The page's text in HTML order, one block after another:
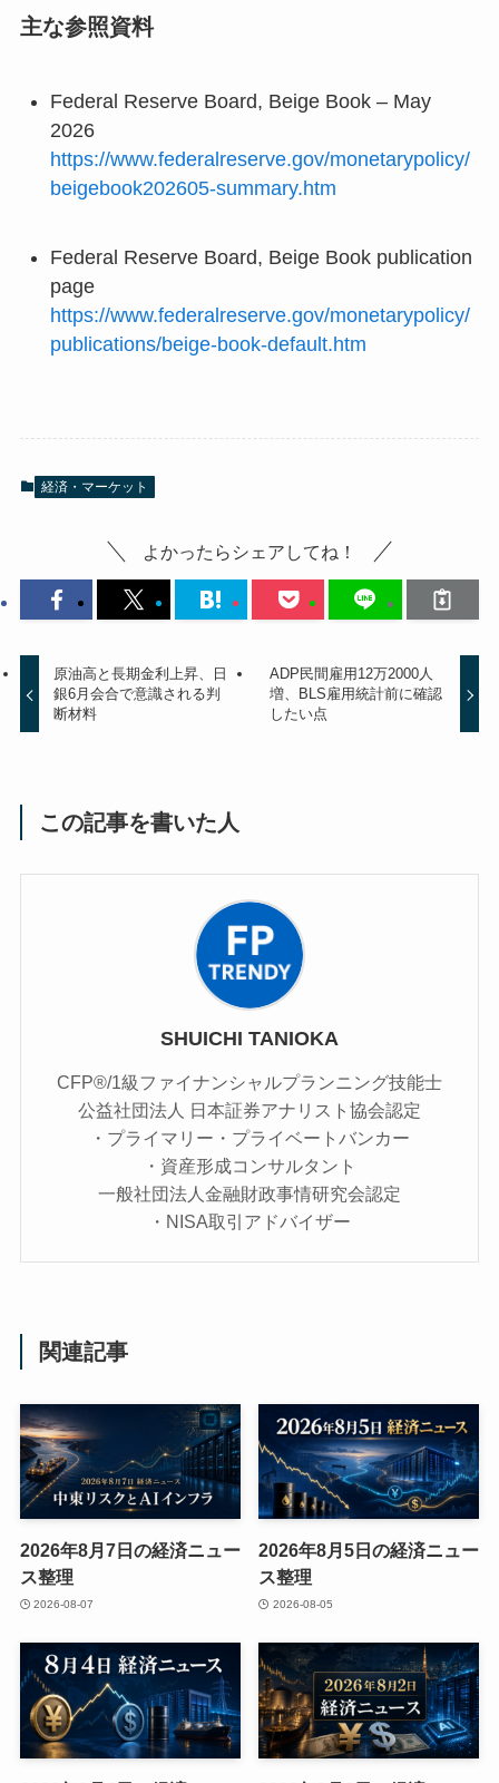
主な参照資料
Federal Reserve Board, Beige Book – May
2026
https://www.federalreserve.gov/monetarypolicy/
beigebook202605-summary.htm
Federal Reserve Board, Beige Book publication
page
https://www.federalreserve.gov/monetarypolicy/
publications/beige-book-default.htm
経済・マーケット
よかったらシェアしてね！
原油高と長期金利上昇、日
銀6月会合で意識される判
断材料
ADP民間雇用12万2000人
増、BLS雇用統計前に確認
したい点
この記事を書いた人
SHUICHI TANIOKA
CFP®/1級ファイナンシャルプランニング技能士
公益社団法人 日本証券アナリスト協会認定
・プライマリー・プライベートバンカー
・資産形成コンサルタント
一般社団法人金融財政事情研究会認定
・NISA取引アドバイザー
関連記事
2026年8月7日の経済ニュー
ス整理
2026-08-07
2026年8月5日の経済ニュー
ス整理
2026-08-05